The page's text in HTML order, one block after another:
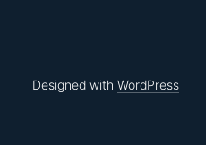
Designed with WordPress